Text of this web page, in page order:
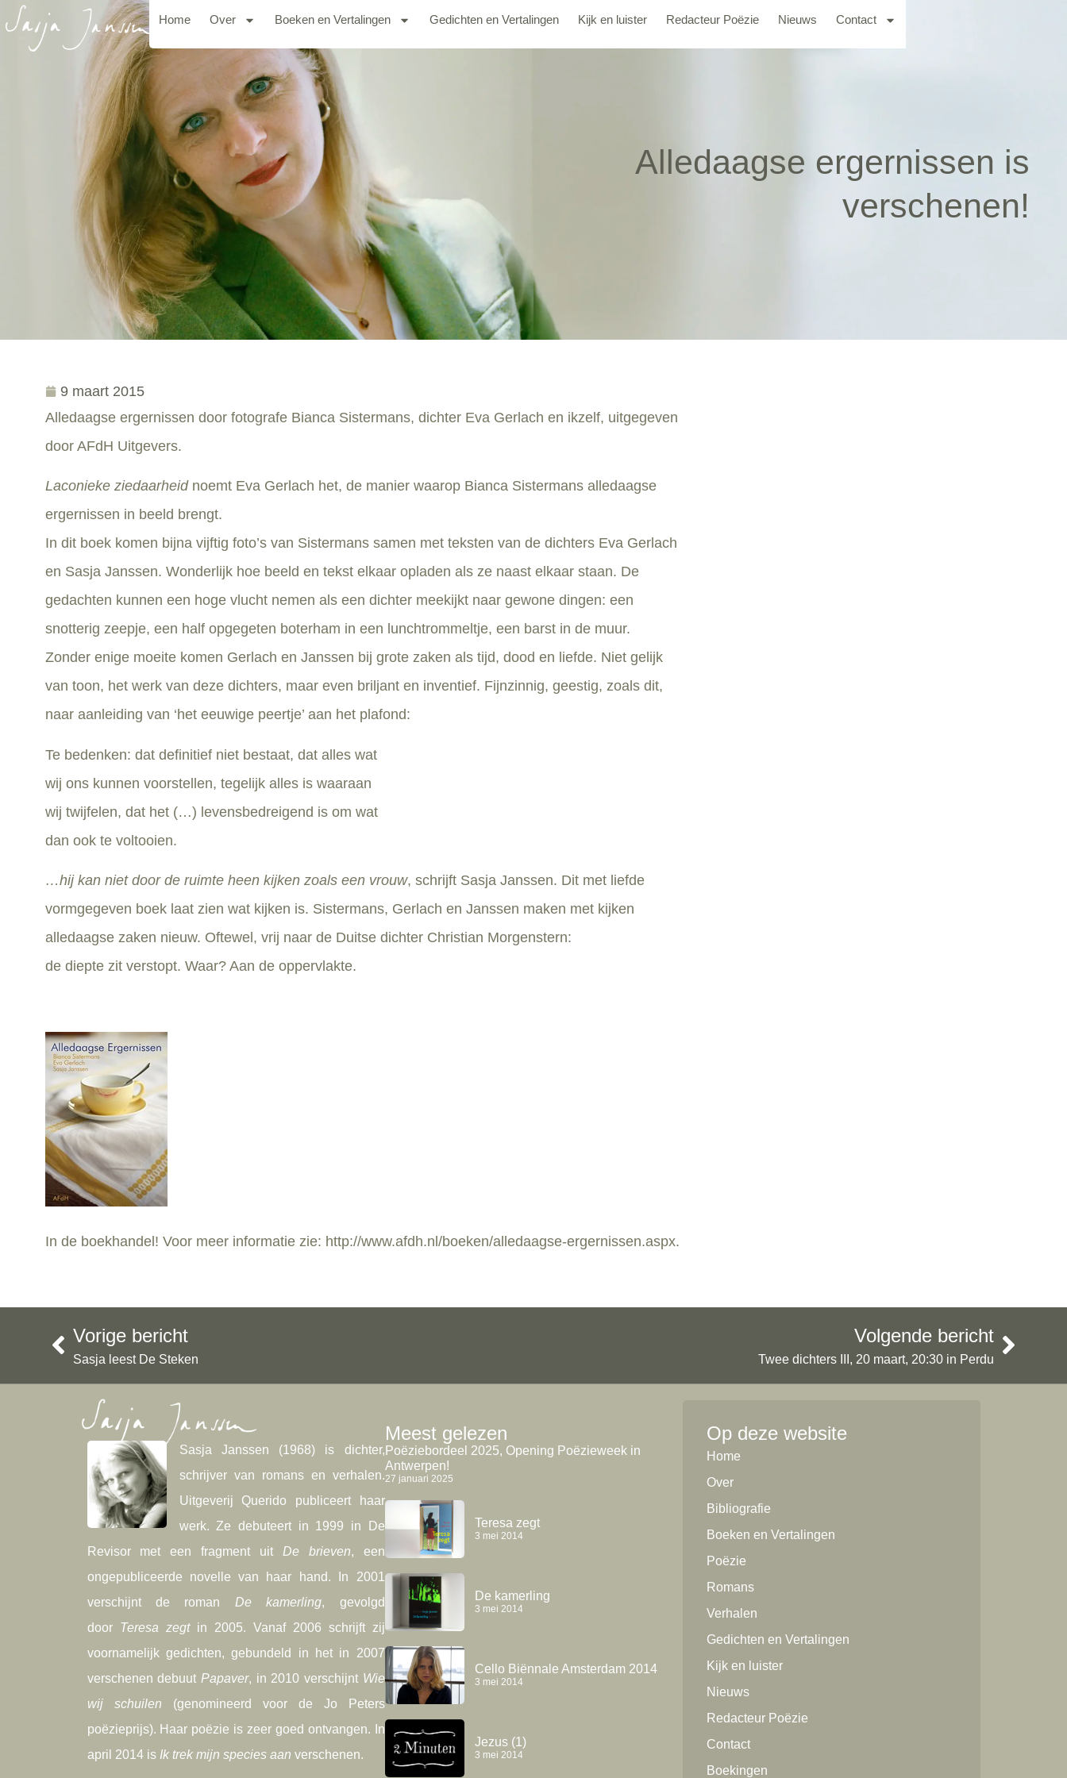
Home Over Boeken en Vertalingen Gedichten en Vertalingen Kijk en luister Redacteur Poëzie Nieuws Contact
Alledaagse ergernissen is
verschenen!
9 maart 2015
Alledaagse ergernissen door fotografe Bianca Sistermans, dichter Eva Gerlach en ikzelf, uitgegeven
door AFdH Uitgevers.
Laconieke ziedaarheidnoemt Eva Gerlach het, de manier waarop Bianca Sistermans alledaagse
ergernissen in beeld brengt.
In dit boek komen bijna vijftig foto’s van Sistermans samen met teksten van de dichters Eva Gerlach
en Sasja Janssen. Wonderlijk hoe beeld en tekst elkaar opladen als ze naast elkaar staan. De
gedachten kunnen een hoge vlucht nemen als een dichter meekijkt naar gewone dingen: een
snotterig zeepje, een half opgegeten boterham in een lunchtrommeltje, een barst in de muur.
Zonder enige moeite komen Gerlach en Janssen bij grote zaken als tijd, dood en liefde. Niet gelijk
van toon, het werk van deze dichters, maar even briljant en inventief. Fijnzinnig, geestig, zoals dit,
naar aanleiding van ‘het eeuwige peertje’ aan het plafond:
Te bedenken: dat definitief niet bestaat, dat alles wat
wij ons kunnen voorstellen, tegelijk alles is waaraan
wij twijfelen, dat het (…) levensbedreigend is om wat
dan ook te voltooien.
…hij kan niet door de ruimte heen kijken zoals een vrouw, schrijft Sasja Janssen. Dit met liefde
vormgegeven boek laat zien wat kijken is. Sistermans, Gerlach en Janssen maken met kijken
alledaagse zaken nieuw. Oftewel, vrij naar de Duitse dichter Christian Morgenstern:
de diepte zit verstopt. Waar? Aan de oppervlakte.
In de boekhandel! Voor meer informatie zie: http://www.afdh.nl/boeken/alledaagse-ergernissen.aspx.
Vorige bericht
Sasja leest De Steken
Volgende bericht
Twee dichters III, 20 maart, 20:30 in Perdu
Sasja Janssen (1968) is dichter,
schrijver van romans en verhalen.
Uitgeverij Querido publiceert haar
werk. Ze debuteert in 1999 in De
Revisor met een fragment uit De brieven, een
ongepubliceerde novelle van haar hand. In 2001
verschijnt de roman De kamerling, gevolgd
door Teresa zegtin 2005. Vanaf 2006 schrijft zij
voornamelijk gedichten, gebundeld in het in 2007
verschenen debuut Papaver, in 2010 verschijnt Wie
wij schuilen (genomineerd voor de Jo Peters
poëzieprijs). Haar poëzie is zeer goed ontvangen. In
april 2014 is Ik trek mijn species aan verschenen.
Meest gelezen
Poëziebordeel 2025, Opening Poëzieweek in
Antwerpen!
27 januari 2025
Teresa zegt
3 mei 2014
De kamerling
3 mei 2014
Cello Biënnale Amsterdam 2014
3 mei 2014
Jezus (1)
3 mei 2014
Op deze website
Home
Over
Bibliografie
Boeken en Vertalingen
Poëzie
Romans
Verhalen
Gedichten en Vertalingen
Kijk en luister
Nieuws
Redacteur Poëzie
Contact
Boekingen